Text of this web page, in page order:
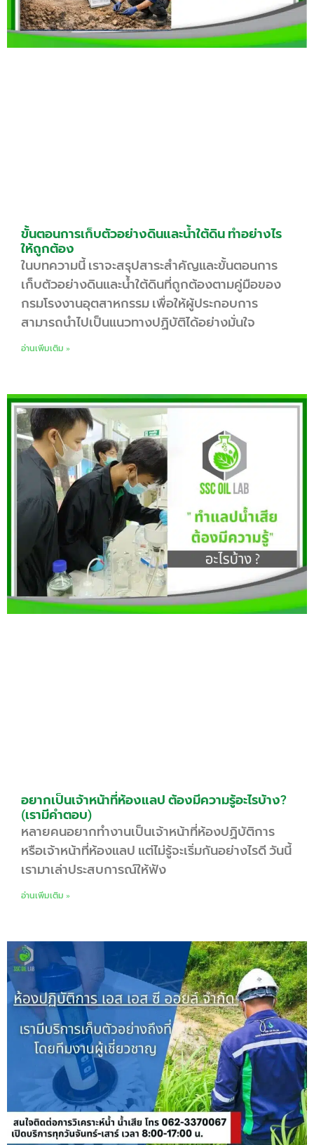
ขั้นตอนการเก็บตัวอย่างดินและน้ำใต้ดิน ทำอย่างไร
ให้ถูกต้อง
ในบทความนี้ เราจะสรุปสาระสำคัญและขั้นตอนการ
เก็บตัวอย่างดินและน้ำใต้ดินที่ถูกต้องตามคู่มือของ
กรมโรงงานอุตสาหกรรม เพื่อให้ผู้ประกอบการ
สามารถนำไปเป็นแนวทางปฏิบัติได้อย่างมั่นใจ
อ่านเพิ่มเติม »
อยากเป็นเจ้าหน้าที่ห้องแลป ต้องมีความรู้อะไรบ้าง?
(เรามีคำตอบ)
หลายคนอยากทำงานเป็นเจ้าหน้าที่ห้องปฏิบัติการ
หรือเจ้าหน้าที่ห้องแลป แต่ไม่รู้จะเริ่มกันอย่างไรดี วันนี้
เรามาเล่าประสบการณ์ให้ฟัง
อ่านเพิ่มเติม »